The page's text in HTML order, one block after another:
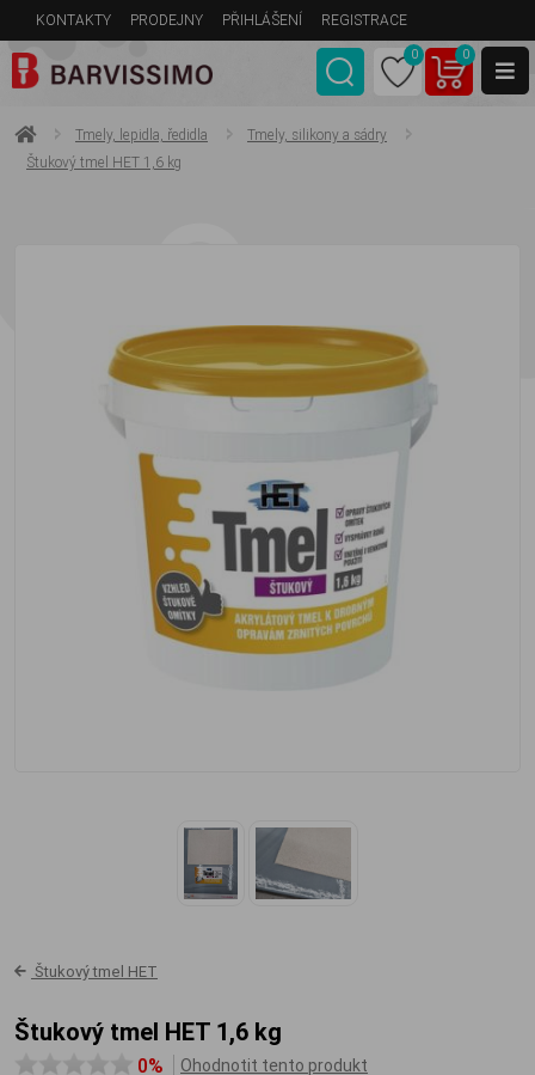
KONTAKTY PRODEJNY PŘIHLÁŠENÍ REGISTRACE
0 0
Tmely, lepidla, ředidla
Tmely, silikony a sádry
Štukový tmel HET 1,6 kg
Štukový tmel HET
Štukový tmel HET 1,6 kg
0% Ohodnotit tento produkt